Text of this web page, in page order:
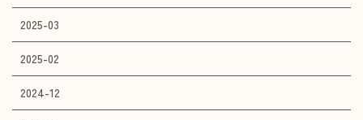
2025-03
2025-02
2024-12